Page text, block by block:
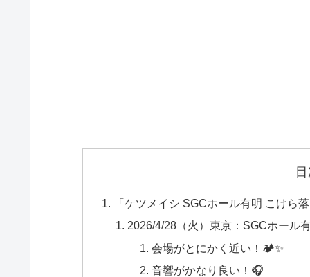
「ケツメイシ SGCホール有明 こけら
2026/4/28（火）東京：SGCホール
会場がとにかく近い！🏕️✨
音響がかなり良い！🎧